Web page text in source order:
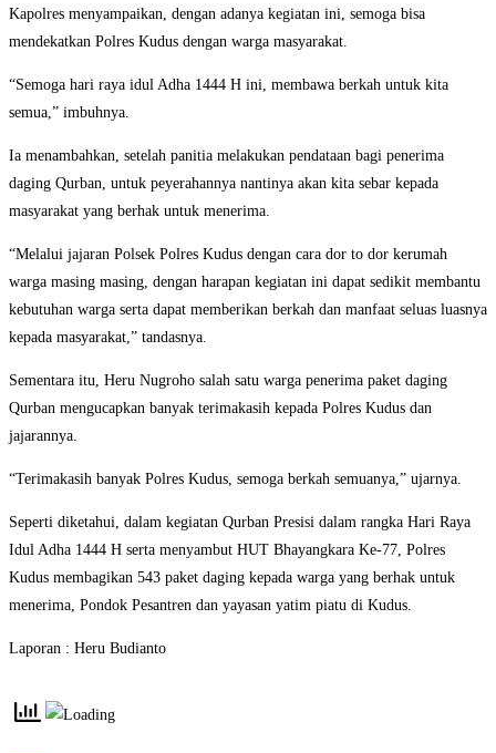
Kapolres menyampaikan, dengan adanya kegiatan ini, semoga bisa
mendekatkan Polres Kudus dengan warga masyarakat.
“Semoga hari raya idul Adha 1444 H ini, membawa berkah untuk kita
semua,” imbuhnya.
Ia menambahkan, setelah panitia melakukan pendataan bagi penerima
daging Qurban, untuk peyerahannya nantinya akan kita sebar kepada
masyarakat yang berhak untuk menerima.
“Melalui jajaran Polsek Polres Kudus dengan cara dor to dor kerumah
warga masing masing, dengan harapan kegiatan ini dapat sedikit membantu
kebutuhan warga serta dapat memberikan berkah dan manfaat seluas luasnya
kepada masyarakat,” tandasnya.
Sementara itu, Heru Nugroho salah satu warga penerima paket daging
Qurban mengucapkan banyak terimakasih kepada Polres Kudus dan
jajarannya.
“Terimakasih banyak Polres Kudus, semoga berkah semuanya,” ujarnya.
Seperti diketahui, dalam kegiatan Qurban Presisi dalam rangka Hari Raya
Idul Adha 1444 H serta menyambut HUT Bhayangkara Ke-77, Polres
Kudus membagikan 543 paket daging kepada warga yang berhak untuk
menerima, Pondok Pesantren dan yayasan yatim piatu di Kudus.
Laporan : Heru Budianto